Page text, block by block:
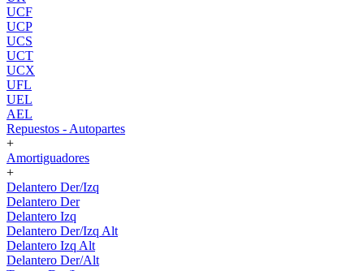
UCF
UCP
UCS
UCT
UCX
UFL
UEL
AEL
Repuestos - Autopartes
+
Amortiguadores
+
Delantero Der/Izq
Delantero Der
Delantero Izq
Delantero Der/Izq Alt
Delantero Izq Alt
Delantero Der/Alt